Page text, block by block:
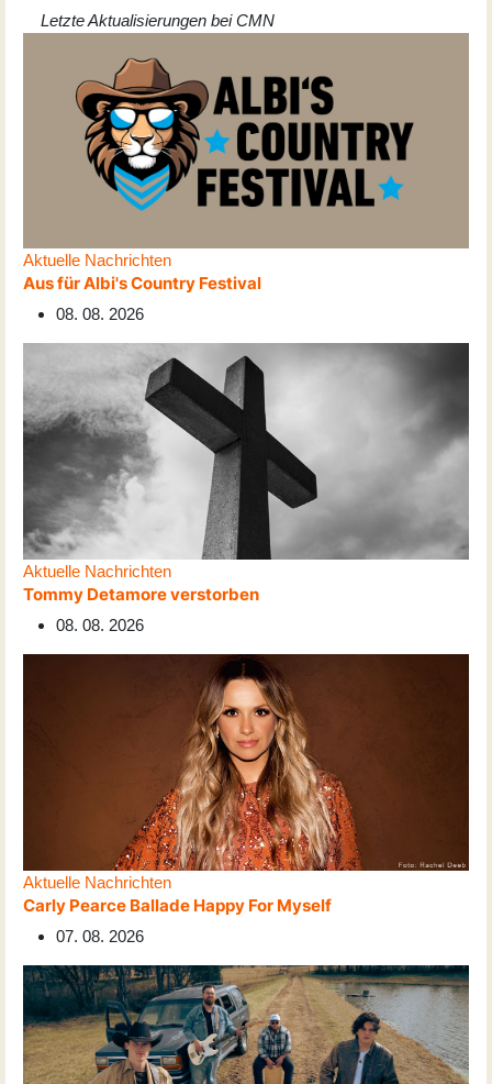
Letzte Aktualisierungen bei CMN
Aktuelle Nachrichten
Aus für Albi's Country Festival
08. 08. 2026
Aktuelle Nachrichten
Tommy Detamore verstorben
08. 08. 2026
Aktuelle Nachrichten
Carly Pearce Ballade Happy For Myself
07. 08. 2026